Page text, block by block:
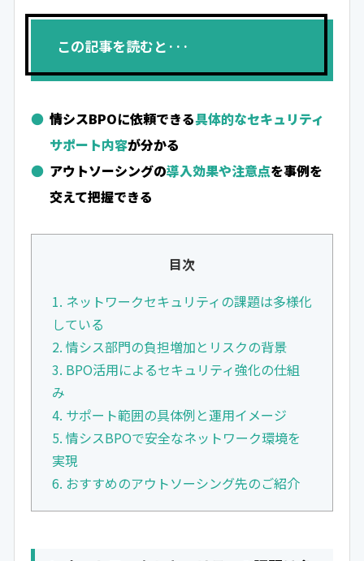
この記事を読むと···
情シスBPOに依頼できる具体的なセキュリティ
サポート内容が分かる
アウトソーシングの導入効果や注意点を事例を
交えて把握できる
目次
1. ネットワークセキュリティの課題は多様化
している
2. 情シス部門の負担増加とリスクの背景
3. BPO活用によるセキュリティ強化の仕組
み
4. サポート範囲の具体例と運用イメージ
5. 情シスBPOで安全なネットワーク環境を
実現
6. おすすめのアウトソーシング先のご紹介